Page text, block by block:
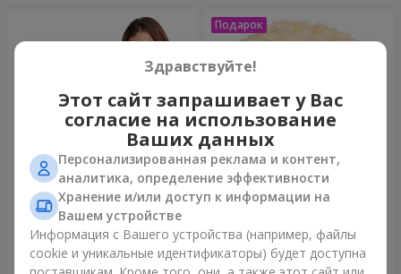
151 красная роза
16 180 грн
Букет "Очей очарованье"
3 749 грн
Здравствуйте!
Этот сайт запрашивает у Вас
согласие на использование
Ваших данных
Персонализированная реклама и контент,
аналитика, определение эффективности
Хранение и/или доступ к информации на
Вашем устройстве
Информация с Вашего устройства (например, файлы
cookie и уникальные идентификаторы) будет доступна